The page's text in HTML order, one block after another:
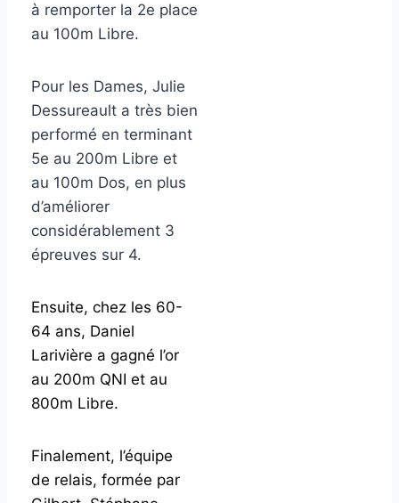
à remporter la 2e place
au 100m Libre.
​Pour les Dames, Julie
Dessureault a très bien
performé en terminant
5e au 200m Libre et
au 100m Dos, en plus
d’améliorer
considérablement 3
épreuves sur 4.
Ensuite, chez les 60-
64 ans, Daniel
Larivière a gagné l’or
au 200m QNI et au
800m Libre.
Finalement, l’équipe
de relais, formée par